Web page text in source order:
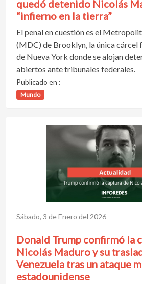
quedó detenido Nicolás
“infierno en la tierra”
El penal en cuestión es el
(MDC) de Brooklyn, la única cárcel
de Nueva York donde se alojan
abiertos ante tribunales federales.
Publicado en :
Mundo
Sábado, 3 de Enero del 2026
Donald Trump confirmó la
Nicolás Maduro y su
Venezuela tras un ataque
estadounidense